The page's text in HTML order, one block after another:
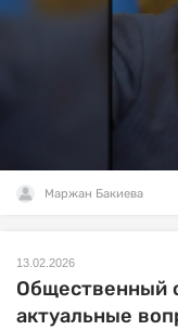
Маржан Бакиева
13.02.2026
Общественный
актуальные